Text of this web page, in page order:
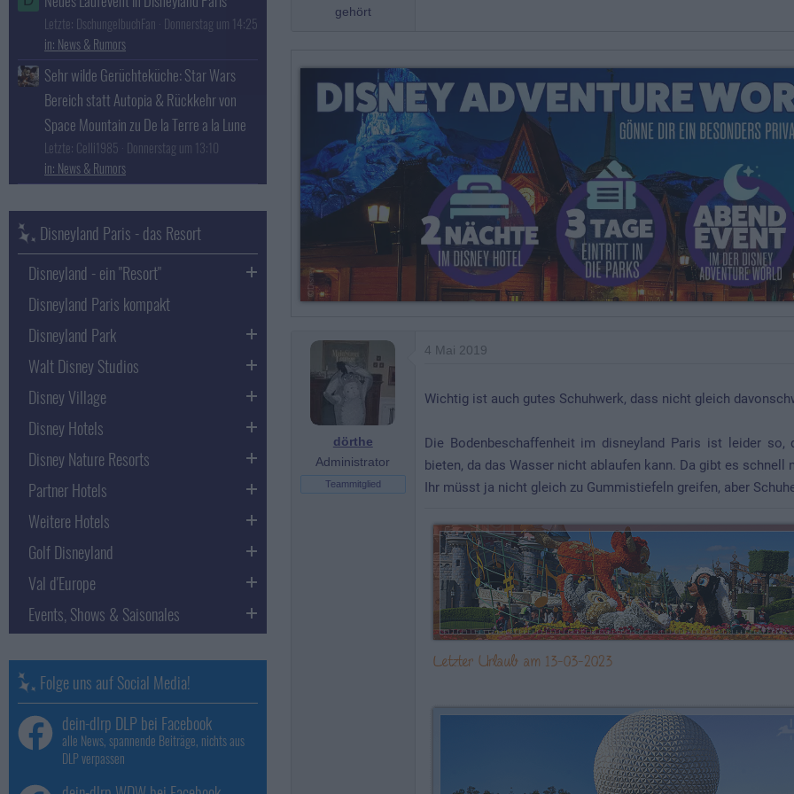
gehört
dörthe
Administrator
Teammitglied
4 Mai 2019
Wichtig ist auch gutes Schuhwerk, dass nicht gleich
Die Bodenbeschaffenheit im disneyland Paris ist leider
bieten, da das Wasser nicht ablaufen kann. Da gibt es schnell
Ihr müsst ja nicht gleich zu Gummistiefeln greifen, aber
Letzte: DschungelbuchFan Donnerstag um 14:25
News & Rumors
Sehr wilde Gerüchteküche: Star Wars
Bereich statt Autopia & Rückkehr von
Space Mountain zu De la Terre a la Lune
Letzte: Celli1985 Donnerstag um 13:10
News & Rumors
Disneyland Paris - das Resort
Disneyland - ein "Resort"
Disneyland Paris kompakt
Disneyland Park
Walt Disney Studios
Disney Village
Disney Hotels
Disney Nature Resorts
Partner Hotels
Weitere Hotels
Golf Disneyland
Val d'Europe
Events, Shows & Saisonales
Folge uns auf Social Media!
dein-dlrp DLP bei Facebook
alle News, spannende Beiträge, nichts aus
DLP verpassen